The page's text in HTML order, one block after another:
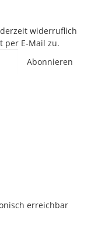
widerruflich
per E-Mail zu.
Abonnieren
erreichbar